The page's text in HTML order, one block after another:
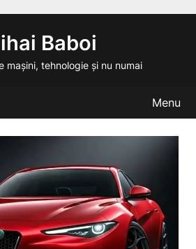
Baboi
mașini, tehnologie și nu numai
Menu